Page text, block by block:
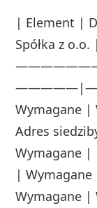
| Element |
Spółka z
Wymagane |
Adres
Wymagane
|
Wymagane |